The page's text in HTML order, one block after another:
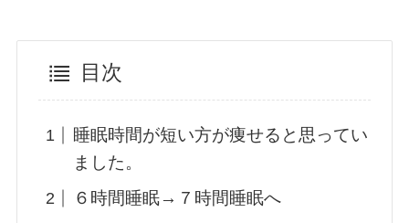
目次
睡眠時間が短い方が痩せると思ってい
ました。
６時間睡眠→７時間睡眠へ